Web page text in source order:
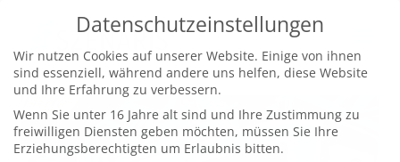
springen
Datenschutzeinstellungen
Wir nutzen Cookies auf unserer Website. Einige von ihnen
sind essenziell, während andere uns helfen, diese Website
und Ihre Erfahrung zu verbessern.
Wenn Sie unter 16 Jahre alt sind und Ihre Zustimmung zu
freiwilligen Diensten geben möchten, müssen Sie Ihre
Erziehungsberechtigten um Erlaubnis bitten.